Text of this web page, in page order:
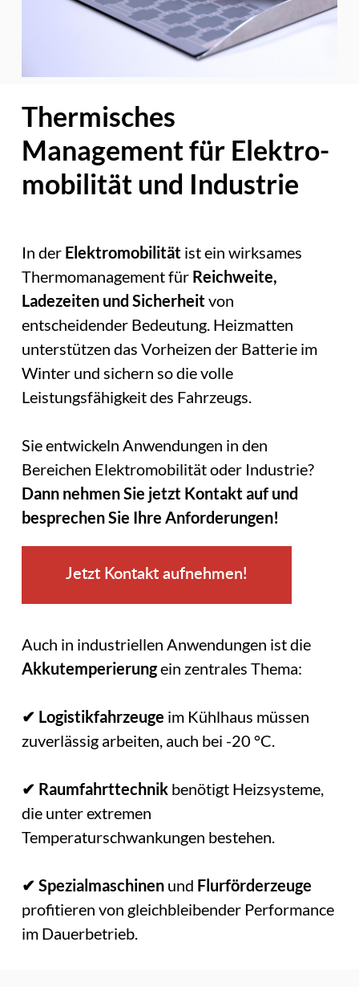
Thermisches
Management für Elektro­
mobilität und Industrie
In der Elektromobilitätist ein wirksames
Thermomanagement für Reichweite,
Ladezeiten und Sicherheitvon
entscheidender Bedeutung. Heizmatten
unterstützen das Vorheizen der Batterie im
Winter und sichern so die volle
Leistungsfähigkeit des Fahrzeugs.
Sie entwickeln Anwendungen in den
Bereichen Elektromobilität oder Industrie?
Dann nehmen Sie jetzt Kontakt auf und
besprechen Sie Ihre Anforderungen!
Jetzt Kontakt aufnehmen!
Auch in industriellen Anwendungen ist die
Akkutemperierungein zentrales Thema:
✔ Logistikfahrzeuge im Kühlhaus müssen
zuverlässig arbeiten, auch bei -20 °C.
✔ Raumfahrttechnikbenötigt Heizsysteme,
die unter extremen
Temperaturschwankungen bestehen.
✔ Spezialmaschinenund Flurförderzeuge
profitieren von gleichbleibender Performance
im Dauerbetrieb.